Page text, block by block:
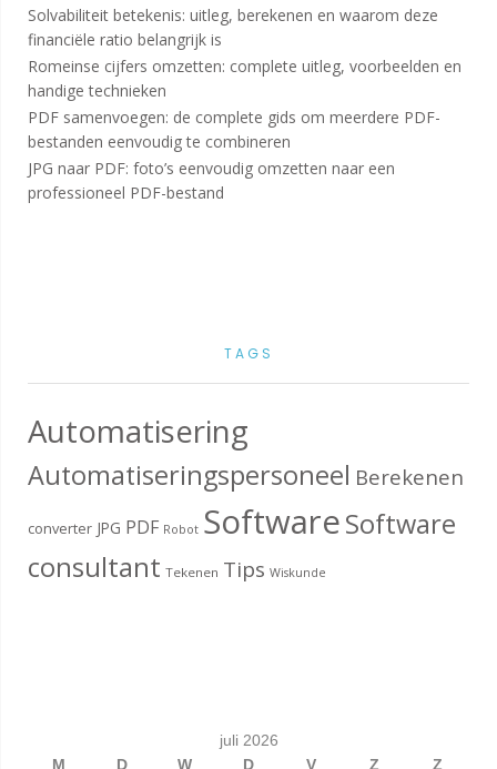
Solvabiliteit betekenis: uitleg, berekenen en waarom deze
financiële ratio belangrijk is
Romeinse cijfers omzetten: complete uitleg, voorbeelden en
handige technieken
PDF samenvoegen: de complete gids om meerdere PDF-
bestanden eenvoudig te combineren
JPG naar PDF: foto’s eenvoudig omzetten naar een
professioneel PDF-bestand
TAGS
Automatisering
Automatiseringspersoneel Berekenen
converter JPG PDF Robot SoftwareSoftware
consultant Tekenen Tips Wiskunde
juli 2026
M
D W D V Z Z